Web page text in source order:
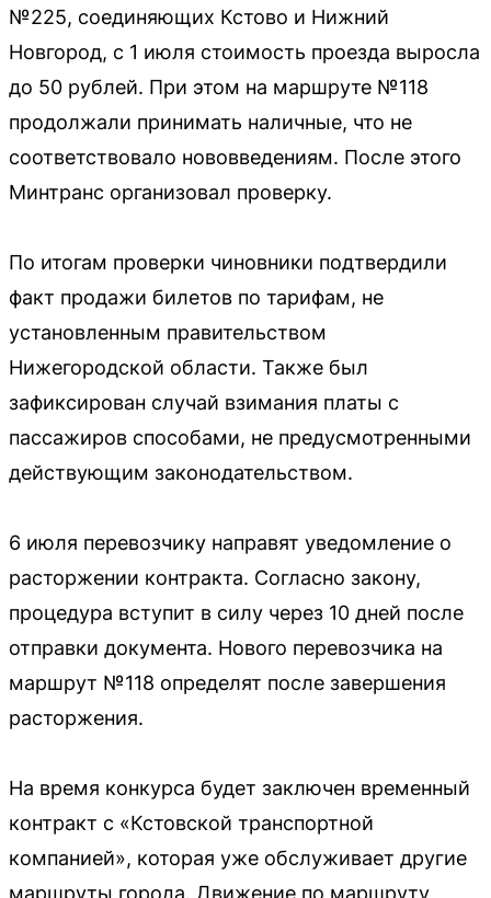
№225, соединяющих Кстово и Нижний
Новгород, с 1 июля стоимость проезда выросла
до 50 рублей. При этом на маршруте №118
продолжали принимать наличные, что не
соответствовало нововведениям. После этого
Минтранс организовал проверку.
По итогам проверки чиновники подтвердили
факт продажи билетов по тарифам, не
установленным правительством
Нижегородской области. Также был
зафиксирован случай взимания платы с
пассажиров способами, не предусмотренными
действующим законодательством.
6 июля перевозчику направят уведомление о
расторжении контракта. Согласно закону,
процедура вступит в силу через 10 дней после
отправки документа. Нового перевозчика на
маршрут №118 определят после завершения
расторжения.
На время конкурса будет заключен временный
контракт с «Кстовской транспортной
компанией», которая уже обслуживает другие
маршруты города. Движение по маршруту